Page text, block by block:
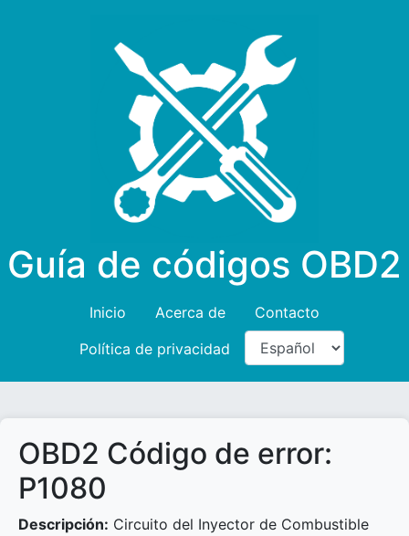
Guía de códigos OBD2
Inicio Acerca de
Contacto
Política de privacidad
OBD2 Código de error:
P1080
Descripción: Circuito del Inyector de Combustible